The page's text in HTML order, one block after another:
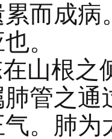
而成
。
山根之
管之
。肺